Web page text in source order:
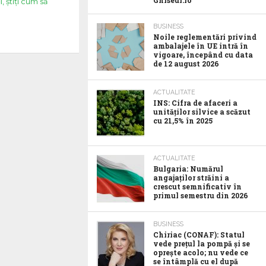
BUSINESS
Noile reglementări privind
ambalajele în UE intră în
vigoare, începând cu data
de 12 august 2026
ACTUALITATE
INS: Cifra de afaceri a
unităților silvice a scăzut
cu 21,5% în 2025
ACTUALITATE
Bulgaria: Numărul
angajaților străini a
crescut semnificativ în
primul semestru din 2026
BUSINESS
Chiriac (CONAF): Statul
vede prețul la pompă și se
oprește acolo; nu vede ce
se întâmplă cu el după